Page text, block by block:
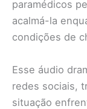
paramédicos
acalmá-la
condições de
Esse áudio
redes sociais,
situação